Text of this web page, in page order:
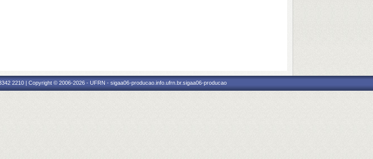
2210 | Copyright © 2006-2026 - UFRN - sigaa06-producao.info.ufrn.br.sigaa06-producao